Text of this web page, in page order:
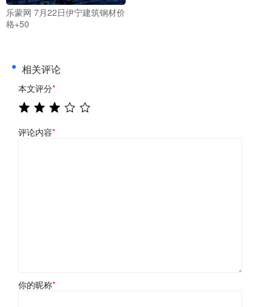
乐蒙网 7月22日伊宁建筑钢材价
格+50
相关评论
本文评分*
评论内容*
你的昵称*